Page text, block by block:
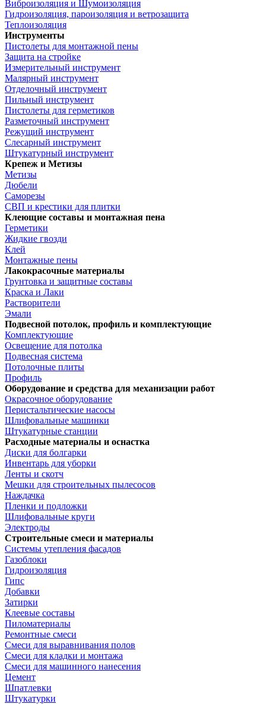
Виброизоляция и Шумоизоляция
Гидроизоляция, пароизоляция и ветрозащита
Теплоизоляция
Инструменты
Пистолеты для монтажной пены
Защита на стройке
Измерительный инструмент
Малярный инструмент
Отделочный инструмент
Пильный инструмент
Пистолеты для герметиков
Разметочный инструмент
Режущий инструмент
Слесарный инструмент
Штукатурный инструмент
Крепеж и Метизы
Метизы
Дюбели
Саморезы
СВП и крестики для плитки
Клеющие составы и монтажная пена
Герметики
Жидкие гвозди
Клей
Монтажные пены
Лакокрасочные материалы
Грунтовка и защитные составы
Краска и Лаки
Растворители
Эмали
Подвесной потолок, профиль и комплектующие
Комплектующие
Освещение для потолка
Подвесная система
Потолочные плиты
Профиль
Оборудование и средства для механизации работ
Окрасочное оборудование
Перистальтические насосы
Шлифовальные машинки
Штукатурные станции
Расходные материалы и оснастка
Диски для болгарки
Инвентарь для уборки
Ленты и скотч
Мешки для строительных пылесосов
Наждачка
Пленки и подложки
Шлифовальные круги
Электроды
Строительные смеси и материалы
Системы утепления фасадов
Газоблоки
Гидроизоляция
Гипс
Добавки
Затирки
Клеевые составы
Пиломатериалы
Ремонтные смеси
Смеси для выравнивания полов
Смеси для кладки и монтажа
Смеси для машинного нанесения
Цемент
Шпатлевки
Штукатурки